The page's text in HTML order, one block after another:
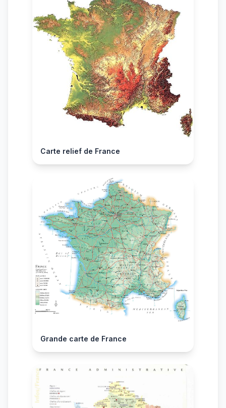
Carte relief de France
Grande carte de France